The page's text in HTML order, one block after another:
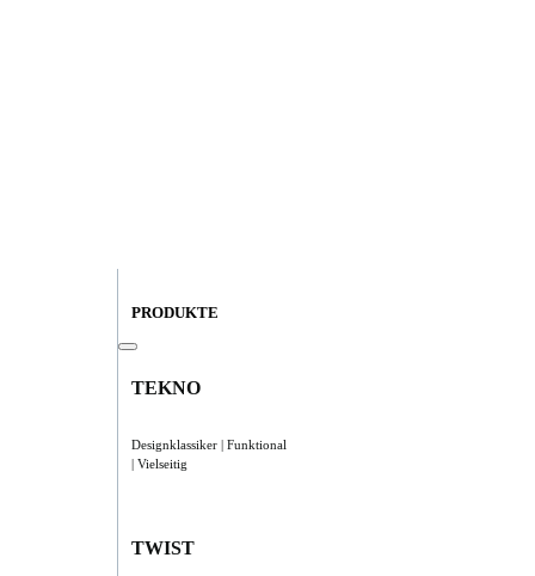
PRODUKTE
TEKNO
Designklassiker | Funktional
| Vielseitig
TWIST